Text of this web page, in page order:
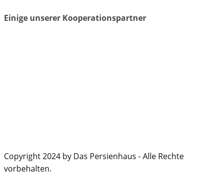
Einige unserer Kooperationspartner
Copyright 2024 by Das Persienhaus - Alle Rechte
vorbehalten.